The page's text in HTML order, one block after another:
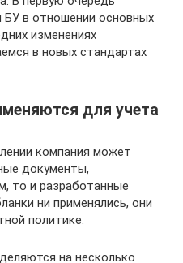
в отношении основных
изменениях
в новых стандартах
для учета
компания может
документы,
то и разработанные
ни применялись, они
политике.
на несколько